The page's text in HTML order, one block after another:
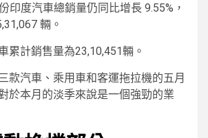
印度汽車總銷量仍同比增長 9.55%，
輛。
累計銷售量為23,10,451輛。
款汽車、乘用車和客運拖拉機的五月
於本月的淡季來說是一個強勁的業